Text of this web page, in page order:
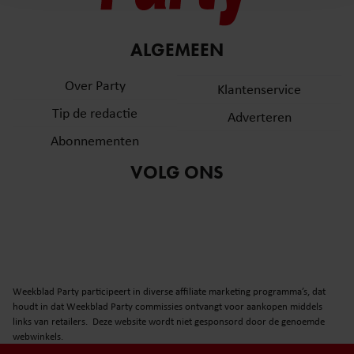
en om ons websiteverkeer te analyseren. Ook delen we
informatie over uw gebruik van onze site met onze
partners voor social media, adverteren en analyse. Deze
informatie die u aan ze heeft verstrekt of die ze hebben
gaat akkoord met onze cookies als u onze website blijft
gebruiken.
ALGEMEEN
Over Party
Tip de redactie
Abonnementen
Klantenservice
Adverteren
VOLG ONS
Weekblad Party participeert in diverse affiliate marketing programma’s, dat
houdt in dat Weekblad Party commissies ontvangt voor aankopen middels
links van retailers. Deze website wordt niet gesponsord door de genoemde
webwinkels.